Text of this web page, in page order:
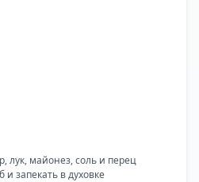
лук, майонез, соль и перец
запекать в духовке